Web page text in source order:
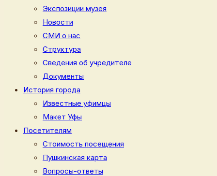
Экспозиции музея
Новости
СМИ о нас
Структура
Сведения об учредителе
Документы
История города
Известные уфимцы
Макет Уфы
Посетителям
Стоимость посещения
Пушкинская карта
Вопросы-ответы